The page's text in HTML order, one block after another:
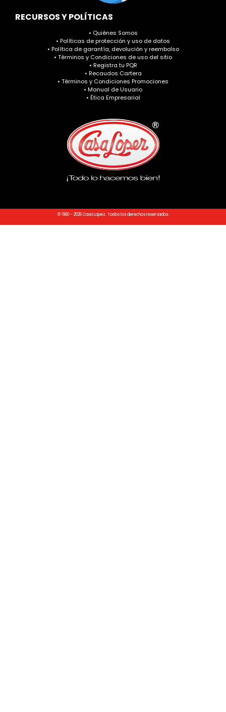
RECURSOS Y POLÍTICAS
• Quiénes Somos
• Políticas de protección y uso de datos
• Política de garantía, devolución y reembolso
• Términos y Condiciones de uso del sitio
• Registra tu PQR
• Recaudos Cartera
• Términos y Condiciones Promociones
• Manual de Usuario
• Ética Empresarial
© 1960 – 2026 Casa Lopez. Todos los derechos reservados.